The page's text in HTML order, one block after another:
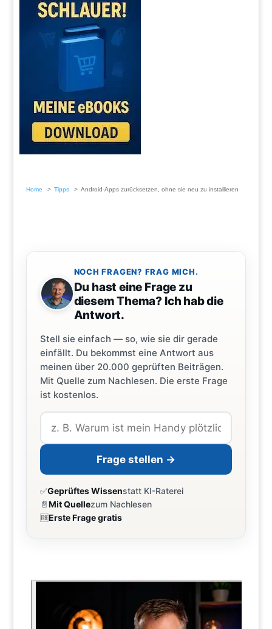
Home Tipps Android-Apps zurücksetzen, ohne sie neu zu installieren
NOCH FRAGEN? FRAG MICH.
Du hast eine Frage zu
diesem Thema? Ich hab die
Antwort.
Stell sie einfach — so, wie sie dir gerade
einfällt. Du bekommst eine Antwort aus
meinen über 20.000 geprüften Beiträgen.
Mit Quelle zum Nachlesen. Die erste Frage
ist kostenlos.
Frage stellen →
✅Geprüftes Wissenstatt KI-Raterei
📄Mit Quellezum Nachlesen
🆓Erste Frage gratis